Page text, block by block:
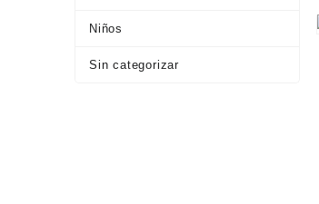
Niños
Sin categorizar